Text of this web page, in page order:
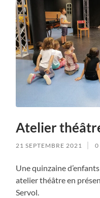
Atelier
21 SEPTEMBRE 2021 0
Une quinzaine
atelier théâtre en
Servol.